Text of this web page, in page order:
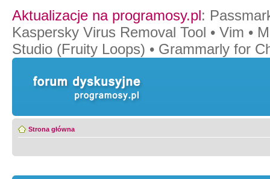
Aktualizacje na programosy.pl:
Kaspersky Virus Removal Tool • Vim •
Studio (Fruity Loops) • Grammarly for
Strona główna